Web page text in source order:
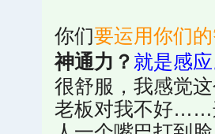
你们要运用你们
神通力？ 就是感
很舒服，我感觉
老板对我不好……